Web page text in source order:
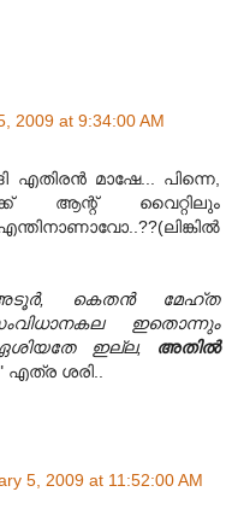
2009 at 9:34:00 AM
എതിരൻ മാഷേ... പിന്നെ,
ആന്റ് വൈറ്റിലും
കെതൻ മേഹ്ത
ഇതൊന്നും
ഏശിയതേ ഇല്ല,
അതിൽ
എത്ര ശരി..
5, 2009 at 11:52:00 AM